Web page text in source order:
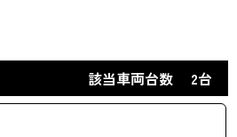
該当車両台数 2台